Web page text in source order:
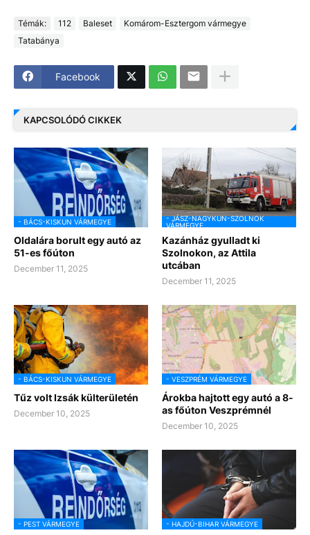
Témák: 112 Baleset
Komárom-Esztergom vármegye
Tatabánya
Facebook
KAPCSOLÓDÓ CIKKEK
- BÁCS-KISKUN VÁRMEGYE
Oldalára borult egy autó az
51-es főúton
December 11, 2025
- JÁSZ-NAGYKUN-SZOLNOK
VÁRMEGYE
Kazánház gyulladt ki
Szolnokon, az Attila
utcában
December 11, 2025
- BÁCS-KISKUN VÁRMEGYE
Tűz volt Izsák külterületén
December 10, 2025
- VESZPRÉM VÁRMEGYE
Árokba hajtott egy autó a 8-
as főúton Veszprémnél
December 10, 2025
- PEST VÁRMEGYE - HAJDÚ-BIHAR VÁRMEGYE